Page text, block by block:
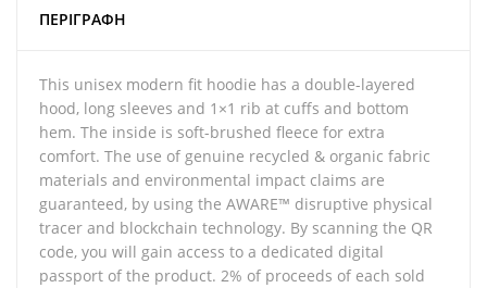
ΠΕΡΙΓΡΑΦΉ
This unisex modern fit hoodie has a double-layered
hood, long sleeves and 1×1 rib at cuffs and bottom
hem. The inside is soft-brushed fleece for extra
comfort. The use of genuine recycled & organic fabric
materials and environmental impact claims are
guaranteed, by using the AWARE™ disruptive physical
tracer and blockchain technology. By scanning the QR
code, you will gain access to a dedicated digital
passport of the product. 2% of proceeds of each sold